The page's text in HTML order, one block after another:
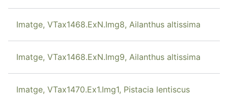
Imatge, VTax1468.ExN.Img8, Ailanthus altissima
Imatge, VTax1468.ExN.Img9, Ailanthus altissima
Imatge, VTax1470.Ex1.Img1, Pistacia lentiscus